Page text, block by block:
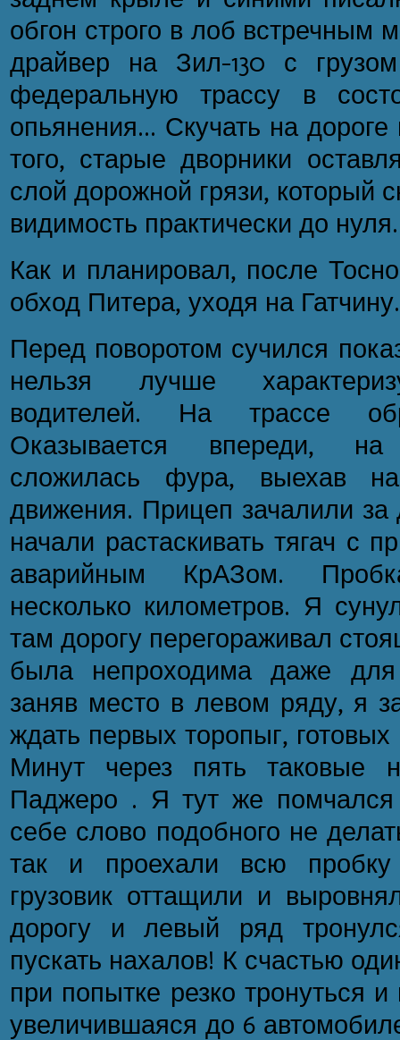
обгон строго в лоб встречным
драйвер на Зил-130 с
федеральную трассу в
опьянения... Скучать на
того, старые дворники
слой дорожной грязи, который
видимость практически до нуля.
Как и планировал, после
обход Питера, уходя на Гатчину.
Перед поворотом сучился
нельзя лучше
водителей. На трассе
Оказывается впереди, на
сложилась фура, выехав на
движения. Прицеп зачалили
начали растаскивать тягач с
аварийным КрАЗом.
несколько километров. Я
там дорогу перегораживал
была непроходима даже для
заняв место в левом ряду, я
ждать первых торопыг, готовых
Минут через пять таковые
Паджеро . Я тут же
себе слово подобного не
так и проехали всю пробку
грузовик оттащили и
дорогу и левый ряд
пускать нахалов! К счастью
при попытке резко тронуться
увеличившаяся до 6